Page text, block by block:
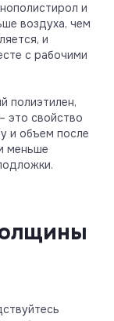
и
воздуха, чем
и
с рабочими
полиэтилен,
это свойство
и объем после
меньше